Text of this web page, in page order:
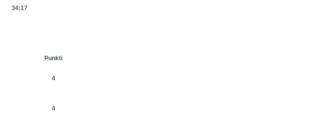
34:17
Punkti
4
4